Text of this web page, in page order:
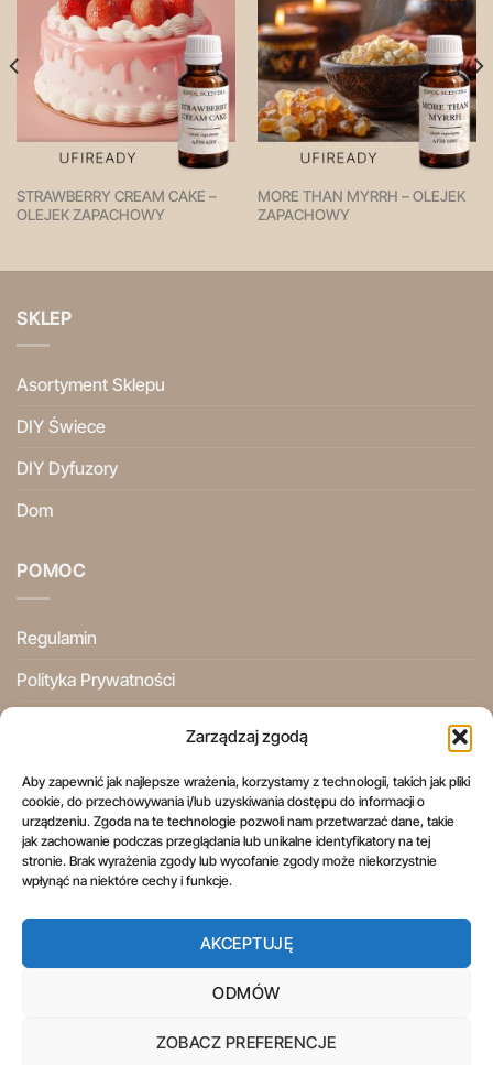
Zarządzaj zgodą
Aby zapewnić jak najlepsze wrażenia, korzystamy z technologii, takich jak pliki
cookie, do przechowywania i/lub uzyskiwania dostępu do informacji o
urządzeniu. Zgoda na te technologie pozwoli nam przetwarzać dane, takie
jak zachowanie podczas przeglądania lub unikalne identyfikatory na tej
stronie. Brak wyrażenia zgody lub wycofanie zgody może niekorzystnie
wpłynąć na niektóre cechy i funkcje.
AKCEPTUJĘ
ODMÓW
ZOBACZ PREFERENCJE
Zapisz
na
później!
STRAWBERRY CREAM CAKE –
OLEJEK ZAPACHOWY
Zapisz
na
później!
MORE THAN MYRRH – OLEJEK
ZAPACHOWY
SKLEP
Asortyment Sklepu
DIY Świece
DIY Dyfuzory
Dom
POMOC
Regulamin
Polityka Prywatności
Prawo do odstąpienia od umowy
POLITYKA PRYWATNOŚCI
OGÓLNE WARUNKI UŻYTKOWANIA
INFORMACJE PRAWNE
PRAWO DO ODSTĄPIENIA OD UMOWY